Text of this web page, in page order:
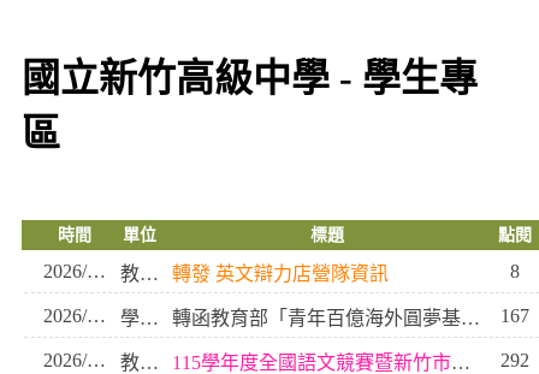
國立新竹高級中學 - 學生專
區
時間 單位 標題 點閱
2026/08/06 教務處 轉發 英文辯力店營隊資訊 8
2026/08/05 學務處 轉函教育部「青年百億海外圓夢基金計畫」116年度海外翱 翔組計畫補充說明一事 167
2026/08/05 教務處 115學年度全國語文競賽暨新竹市國語文競賽(高一新生說明) 292